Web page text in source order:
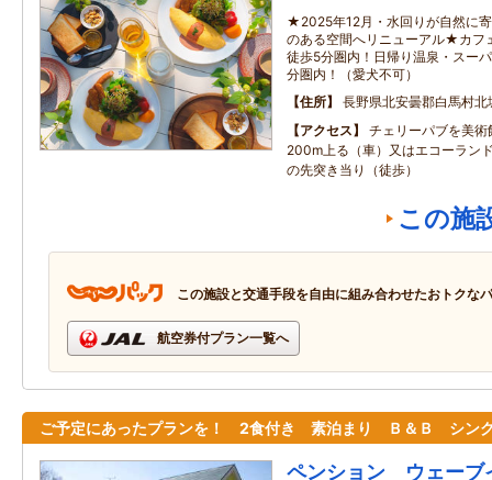
★2025年12月・水回りが自然に
のある空間へリニューアル★カフ
徒歩5分圏内！日帰り温泉・スー
分圏内！（愛犬不可）
住所
長野県北安曇郡白馬村
アクセス
チェリーパブを美術
200m上る（車）又はエコーラン
の先突き当り（徒歩）
この施
この施設と交通手段を自由に組み合わせたおトクな
航空券付プラン一覧へ
ご予定にあったプランを！ 2食付き 素泊まり Ｂ＆Ｂ シン
ペンション ウェーブ